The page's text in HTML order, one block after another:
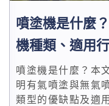
噴塗機是什麼
機種類、適用
噴塗機是什麼？本
明有氣噴塗與無氣
類型的優缺點及適